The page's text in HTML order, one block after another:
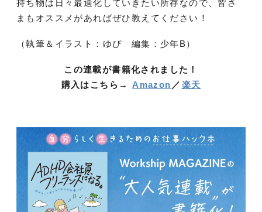
持ち物は日々最適化していきたい所存なので、皆さ
まもオススメがあればぜひ教えてください！
（執筆＆イラスト：ゆぴ 編集：少年B）
この連載が書籍化されました！
購入はこちら→
Amazon ／ 楽天